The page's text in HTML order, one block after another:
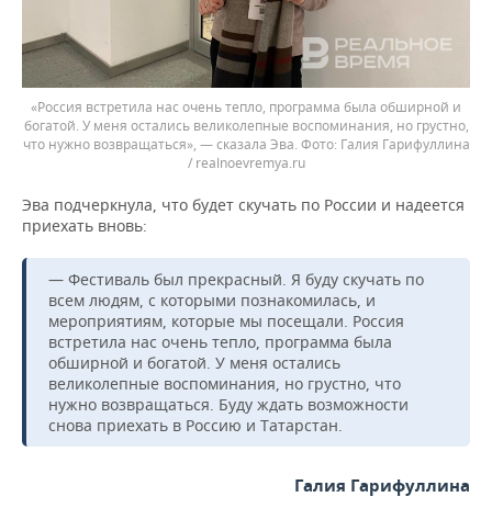
«Россия встретила нас очень тепло, программа была обширной и
богатой. У меня остались великолепные воспоминания, но грустно,
что нужно возвращаться», — сказала Эва.
Галия Гарифуллина
/ realnoevremya.ru
Эва подчеркнула, что будет скучать по России и надеется
приехать вновь:
— Фестиваль был прекрасный. Я буду скучать по
всем людям, с которыми познакомилась, и
мероприятиям, которые мы посещали. Россия
встретила нас очень тепло, программа была
обширной и богатой. У меня остались
великолепные воспоминания, но грустно, что
нужно возвращаться. Буду ждать возможности
снова приехать в Россию и Татарстан.
Галия Гарифуллина